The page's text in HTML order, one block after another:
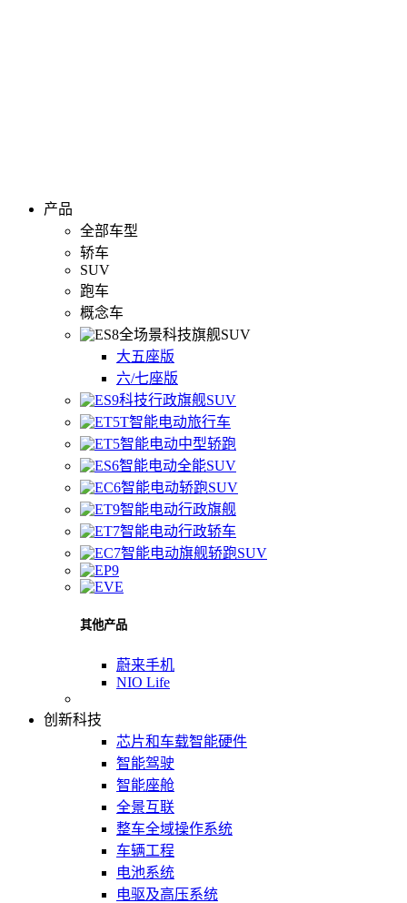
产品
全部车型
轿车
SUV
跑车
概念车
全场景科技旗舰SUV
大五座版
六/七座版
科技行政旗舰SUV
智能电动旅行车
智能电动中型轿跑
智能电动全能SUV
智能电动轿跑SUV
智能电动行政旗舰
智能电动行政轿车
智能电动旗舰轿跑SUV
其他产品
蔚来手机
NIO Life
创新科技
芯片和车载智能硬件
智能驾驶
智能座舱
全景互联
整车全域操作系统
车辆工程
电池系统
电驱及高压系统